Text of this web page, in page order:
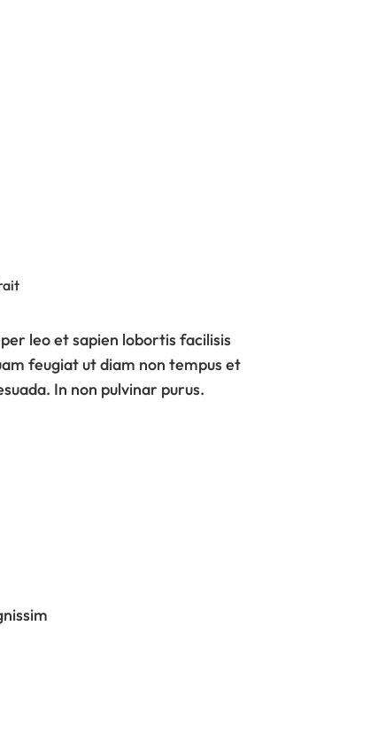
leo et sapien lobortis facilisis
feugiat ut diam non tempus et
In non pulvinar purus.